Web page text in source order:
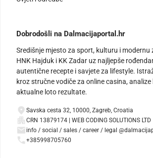
Dobrodošli na Dalmacijaportal.hr
Središnje mjesto za sport, kulturu i
HNK Hajduk i KK Zadar uz najljepše
autentične recepte i savjete za lifestyle.
kroz stručne vodiče za online casina, analize
aktualne loto rezultate.
Savska cesta 32, 10000, Zagreb, Croatia
CRN 13879174 | WEB CODING SOLUTIONS LTD
info / social / sales / career / legal
+385998705760